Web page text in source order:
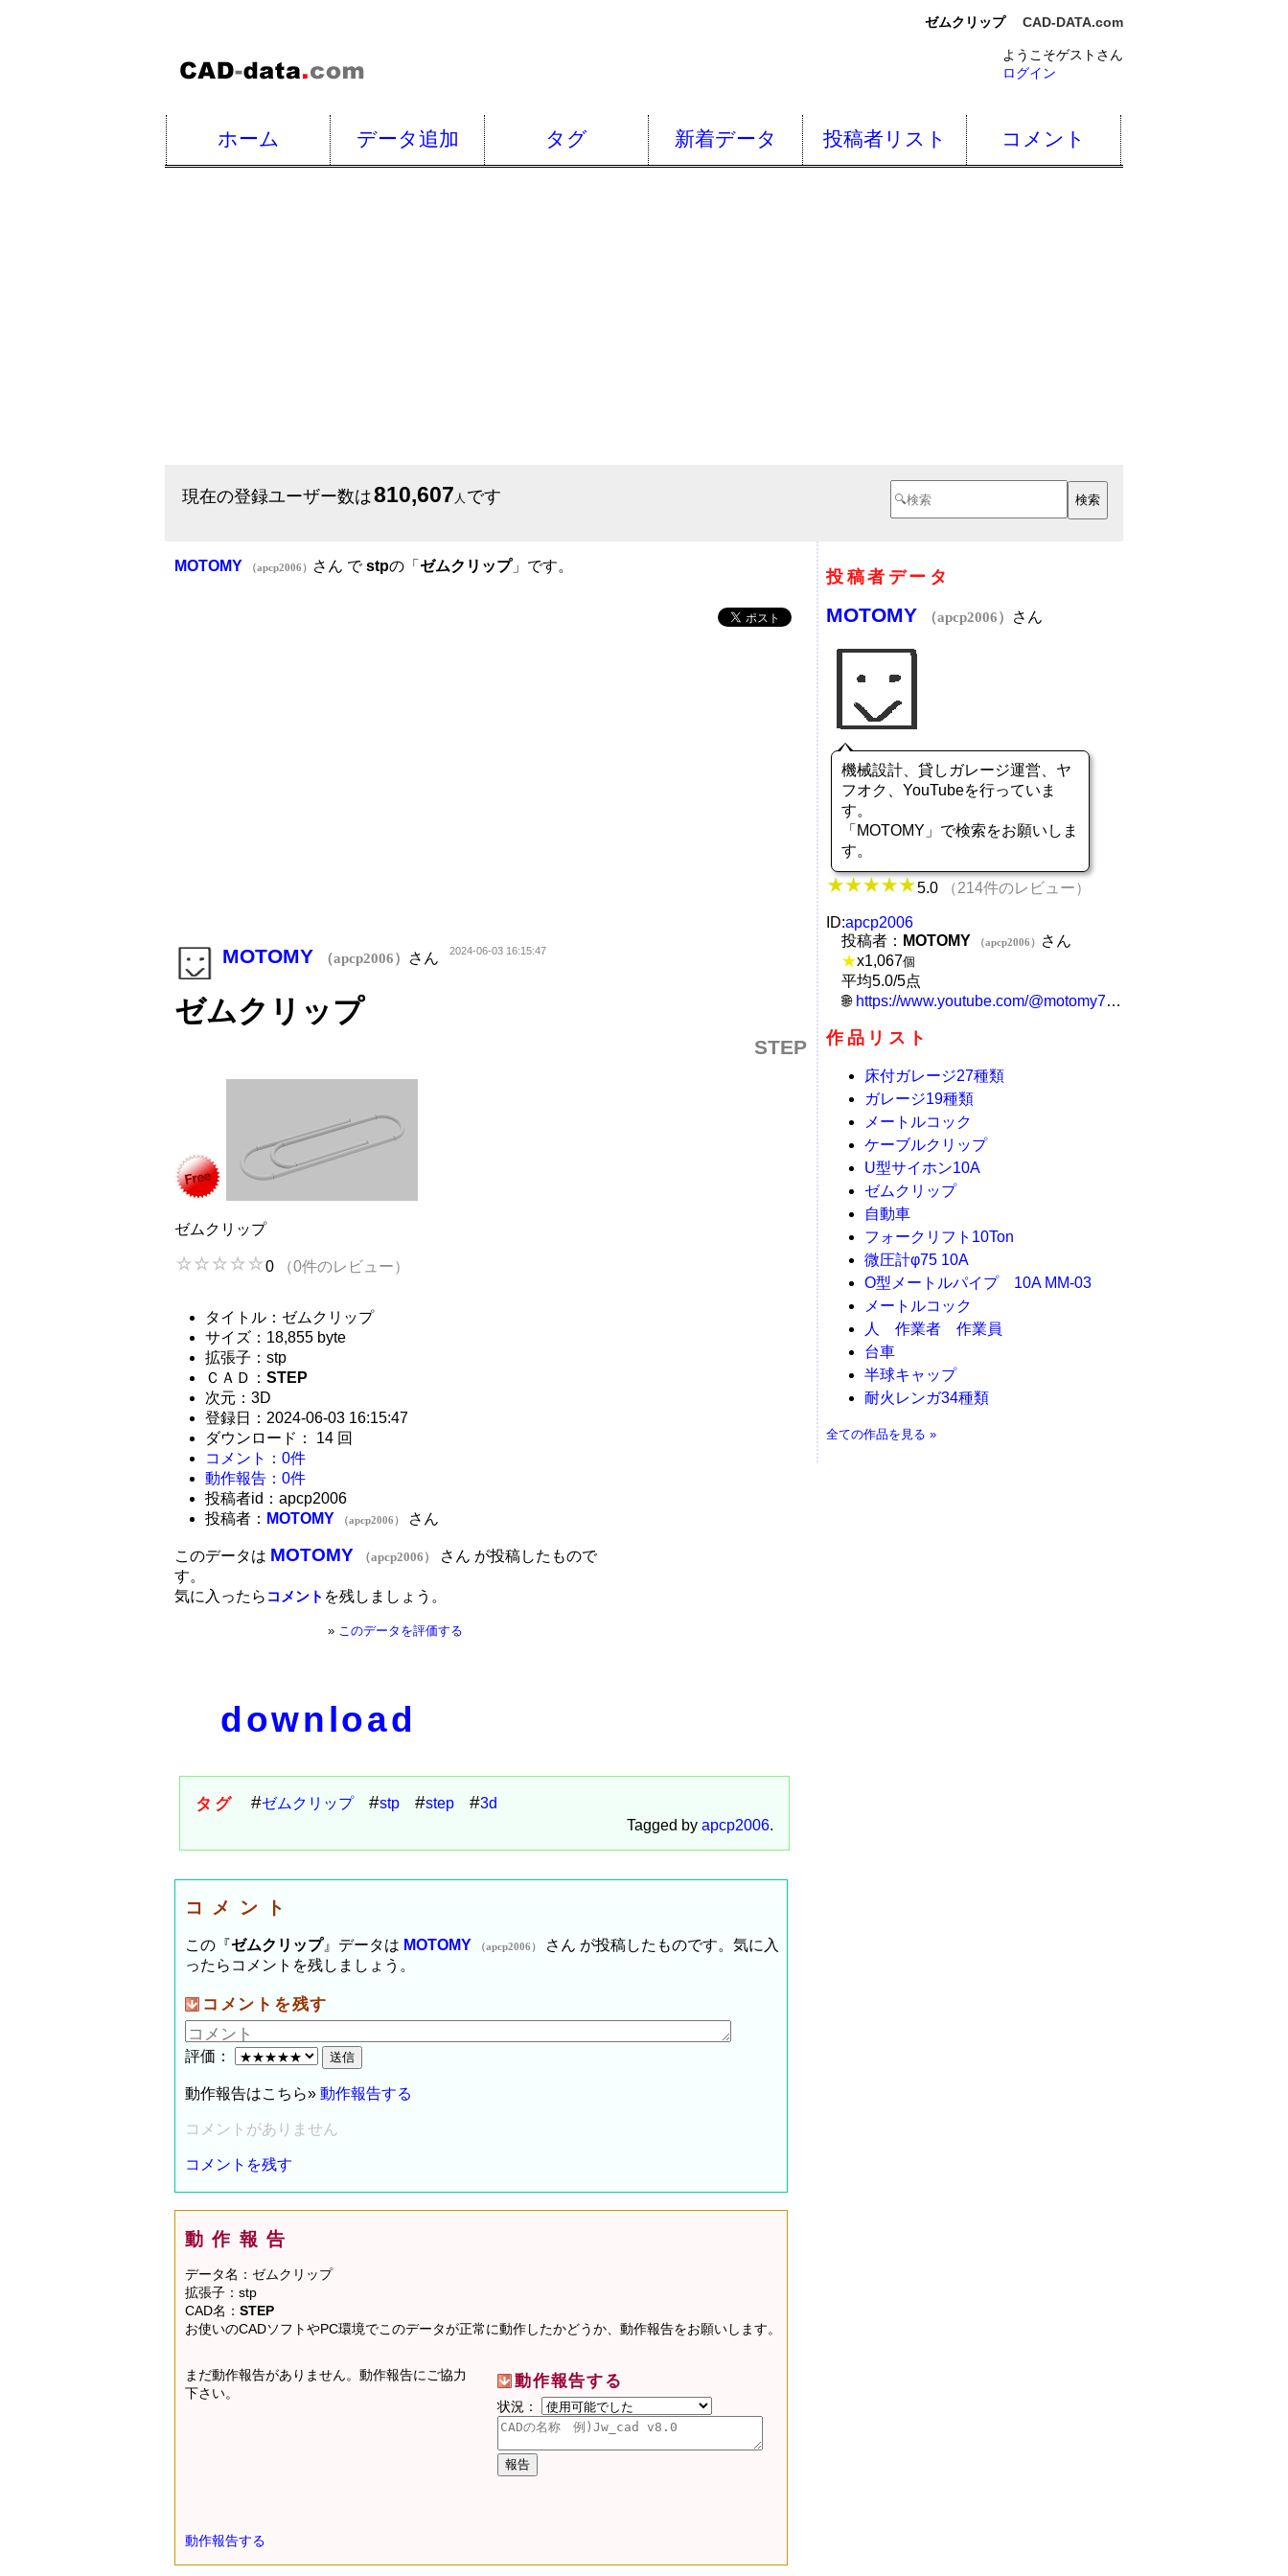
ゼムクリップ CAD-DATA.com
ようこそゲストさん
ログイン
ホーム データ追加 タグ 新着データ 投稿者リスト コメント
現在の登録ユーザー数は810,607 人 です
MOTOMY （apcp2006） さん でstpの「 ゼムクリップ」です。
MOTOMY （apcp2006） さん 2024-06-03 16:15:47
ゼムクリップ
STEP
ゼムクリップ
0 （0件のレビュー）
タイトル：ゼムクリップ
サイズ：18,855 byte
拡張子：stp
ＣＡＤ： STEP
次元：3D
登録日：2024-06-03 16:15:47
ダウンロード： 14 回
コメント：0件
動作報告：0件
投稿者id：apcp2006
投稿者： MOTOMY （apcp2006） さん
このデータは MOTOMY （apcp2006）
さん が投稿したもので
す。
気に入ったら コメント を残しましょう。
» このデータを評価する
download
タグ ゼムクリップ stp step
3d
Tagged by apcp2006.
コメント
この『ゼムクリップ』データは MOTOMY （apcp2006）
さん が投稿したものです。気に入
ったらコメントを残しましょう。
コメントを残す
評価：
動作報告はこちら» 動作報告する
コメントがありません
コメントを残す
動作報告
データ名：ゼムクリップ
拡張子：stp
CAD名： STEP
お使いのCADソフトやPC環境でこのデータが正常に動作したかどうか、動作報告をお願いします。
動作報告する
状況：
まだ動作報告がありません。動作報告にご協力
下さい。
動作報告する
投稿者データ
MOTOMY （apcp2006） さん
機械設計、貸しガレージ運営、ヤ
フオク、YouTubeを行っていま
す。
「MOTOMY」で検索をお願いしま
す。
5.0 （214件のレビュー）
ID:apcp2006
投稿者： MOTOMY （apcp2006）
さん
★x1,067個
平均5.0/5点
https://www.youtube.com/@motomy7326
作品リスト
床付ガレージ27種類
ガレージ19種類
メートルコック
ケーブルクリップ
U型サイホン10A
ゼムクリップ
自動車
フォークリフト10Ton
微圧計φ75 10A
O型メートルパイプ 10A MM-03
メートルコック
人 作業者 作業員
台車
半球キャップ
耐火レンガ34種類
全ての作品を見る »